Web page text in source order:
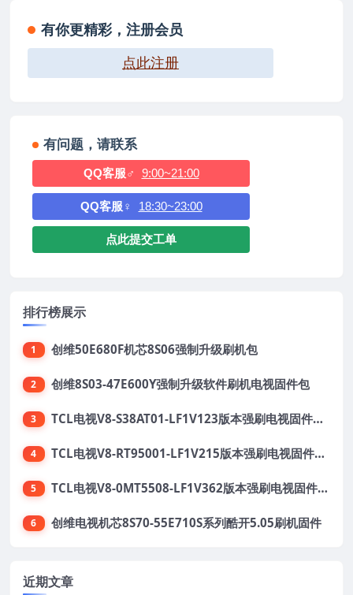
有你更精彩，注册会员
点此注册
有问题，请联系
QQ客服♂ 9:00~21:00
QQ客服♀ 18:30~23:00
点此提交工单
排行榜展示
1 创维50E680F机芯8S06强制升级刷机包
2 创维8S03-47E600Y强制升级软件刷机电视固件包
3 TCL电视V8-S38AT01-LF1V123版本强刷电视固件包下载
4 TCL电视V8-RT95001-LF1V215版本强刷电视固件包下载
5 TCL电视V8-0MT5508-LF1V362版本强刷电视固件包下载
6 创维电视机芯8S70-55E710S系列酷开5.05刷机固件
近期文章